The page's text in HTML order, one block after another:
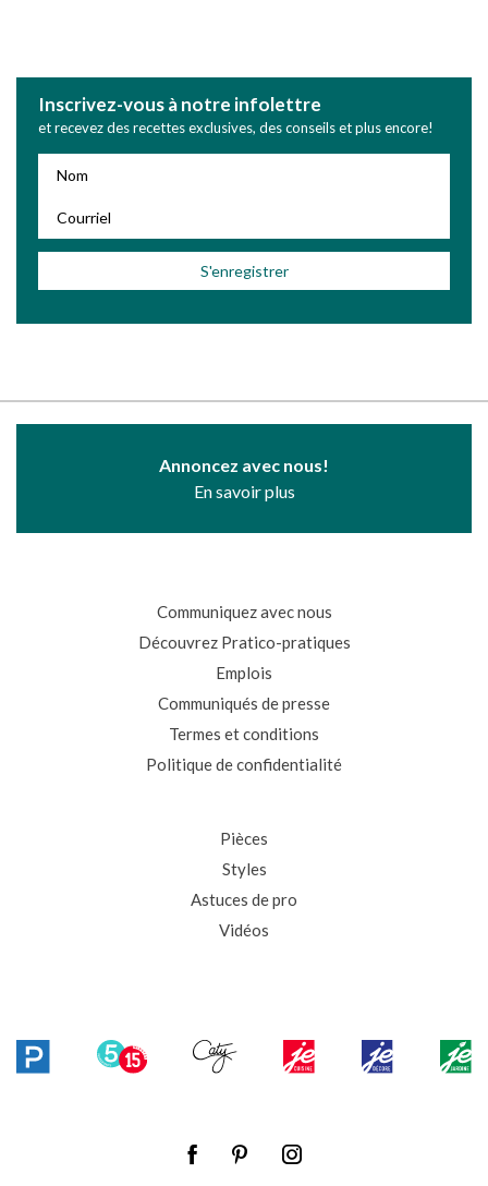
Inscrivez-vous à notre infolettre
et recevez des recettes exclusives, des conseils et plus encore!
Annoncez avec nous!
En savoir plus
Communiquez avec nous
Découvrez Pratico-pratiques
Emplois
Communiqués de presse
Termes et conditions
Politique de confidentialité
Pièces
Styles
Astuces de pro
Vidéos